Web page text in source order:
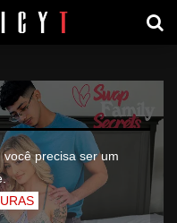
precisa ser um